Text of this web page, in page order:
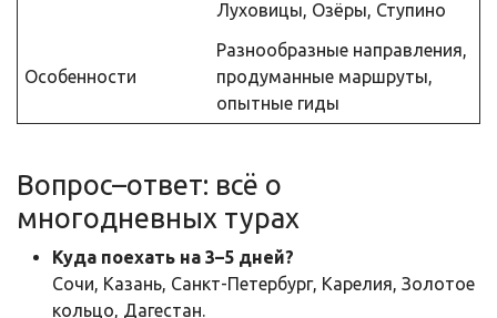
Луховицы, Озёры, Ступино
Особенности
Разнообразные направления,
продуманные маршруты,
опытные гиды
Вопрос–ответ: всё о
многодневных турах
Куда поехать на 3–5 дней?
Сочи, Казань, Санкт-Петербург, Карелия, Золотое
кольцо, Дагестан.